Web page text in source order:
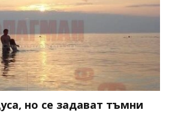
но се задават тъмни